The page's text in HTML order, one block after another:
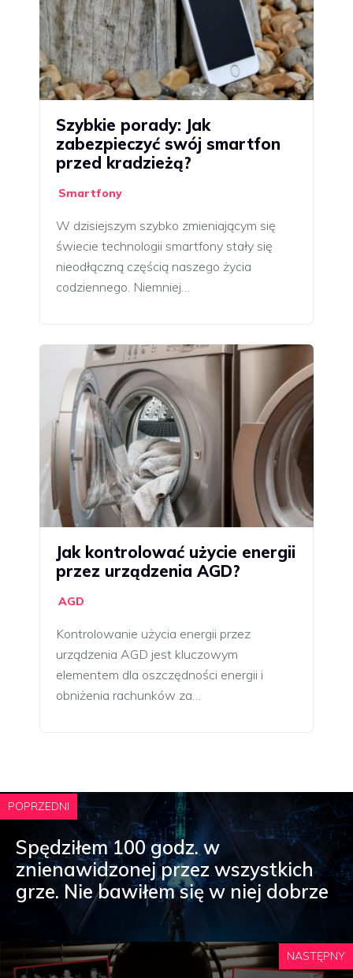
Szybkie porady: Jak
zabezpieczyć swój smartfon
przed kradzieżą?
Smartfony
W dzisiejszym szybko zmieniającym się
świecie technologii smartfony stały się
nieodłączną częścią naszego życia
codziennego. Niemniej…
Jak kontrolować użycie energii
przez urządzenia AGD?
AGD
Kontrolowanie użycia energii przez
urządzenia AGD jest kluczowym
elementem dla oszczędności energii i
obniżenia rachunków za…
POPRZEDNI
Spędziłem 100 godz. w
znienawidzonej przez wszystkich
grze. Nie bawiłem się w niej dobrze
NASTĘPNY